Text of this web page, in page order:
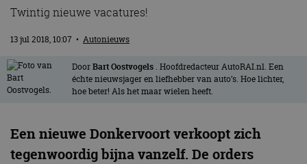
Twintig nieuwe vacatures!
13 jul 2018, 10:07 • Autonieuws
DoorBart Oostvogels . Hoofdredacteur AutoRAI.nl. Een
échte nieuwsjager en liefhebber van auto’s. Hoe lichter,
hoe beter! Als het maar wielen heeft.
Een nieuwe Donkervoort verkoopt zich
tegenwoordig bijna vanzelf. De orders